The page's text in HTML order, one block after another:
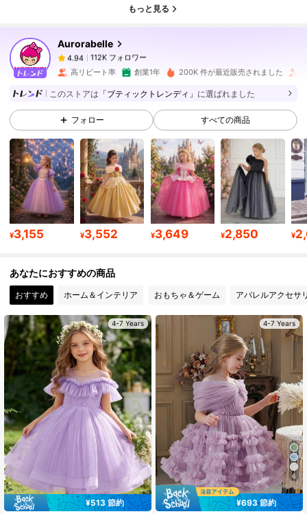
もっと見る
Aurorabelle
112K フォロワー
x***u は1日前 に購入しました
4.94 112K フォロワー
4.94 112K フォロワー
4.94 112K フォロワー
4.94 112K フォロワー
4.94 112K フォロワー
4.94 112K フォロワー
4.94 112K フォロワー
4.94 112K フォロワー
高リピート率 創業1年 200K 件が最近販売されました
このストアは 「ブティックトレンディ」 に選ばれました
フォロー すべての商品
¥3,155 ¥3,552 ¥3,649 ¥2,850 ¥
あなたにおすすめの商品
おすすめ ホーム＆インテリア おもちゃ＆ゲーム アパレルアクセサ
4-7 Years
¥513 節約
4-7 Years
6
¥693 節約